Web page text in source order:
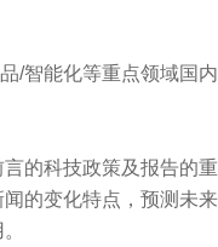
/智能化等重点领域国
的科技政策及报告的
的变化特点，预测未